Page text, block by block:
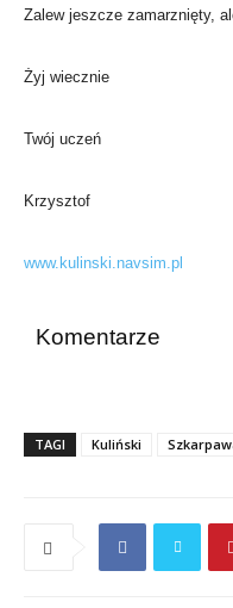
Zalew jeszcze zamarznięty,
Żyj wiecznie
Twój uczeń
Krzysztof
www.kulinski.navsim.pl
Komentarze
TAGI Kuliński